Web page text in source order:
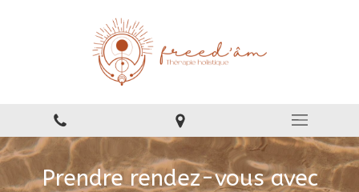
Prendre rendez-vous avec